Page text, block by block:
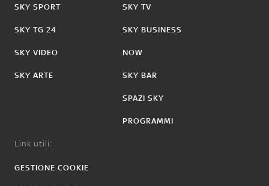
SKY SPORT
SKY TG 24
SKY VIDEO
SKY ARTE
SKY TV
SKY BUSINESS
NOW
SKY BAR
SPAZI SKY
PROGRAMMI
Link utili:
GESTIONE COOKIE